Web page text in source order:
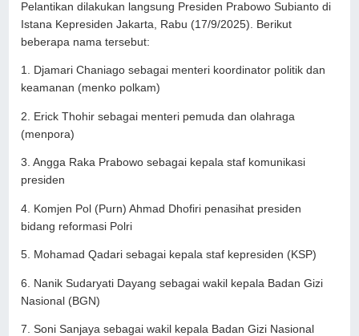
Pelantikan dilakukan langsung Presiden Prabowo Subianto di
Istana Kepresiden Jakarta, Rabu (17/9/2025). Berikut
beberapa nama tersebut:
1. Djamari Chaniago sebagai menteri koordinator politik dan
keamanan (menko polkam)
2. Erick Thohir sebagai menteri pemuda dan olahraga
(menpora)
3. Angga Raka Prabowo sebagai kepala staf komunikasi
presiden
4. Komjen Pol (Purn) Ahmad Dhofiri penasihat presiden
bidang reformasi Polri
5. Mohamad Qadari sebagai kepala staf kepresiden (KSP)
6. Nanik Sudaryati Dayang sebagai wakil kepala Badan Gizi
Nasional (BGN)
7. Soni Sanjaya sebagai wakil kepala Badan Gizi Nasional